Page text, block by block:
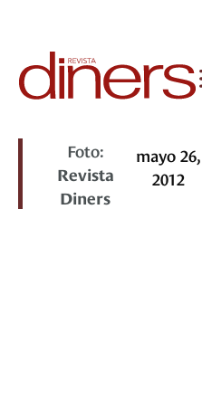
Foto:
Revista
Diners
mayo 26,
2012